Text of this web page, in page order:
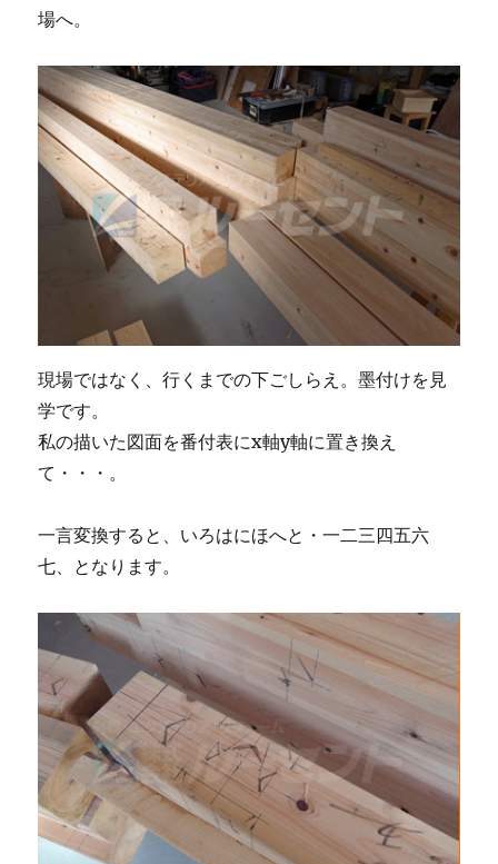
場へ。
現場ではなく、行くまでの下ごしらえ。墨付けを見
学です。
私の描いた図面を番付表にx軸y軸に置き換え
て・・・。
一言変換すると、いろはにほへと・一二三四五六
七、となります。